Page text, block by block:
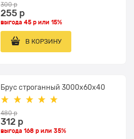
300 р
255 р
выгода45 р или15%
В КОРЗИНУ
Брус строганный 3000x60х40
480 р
312 р
выгода168 р или35%